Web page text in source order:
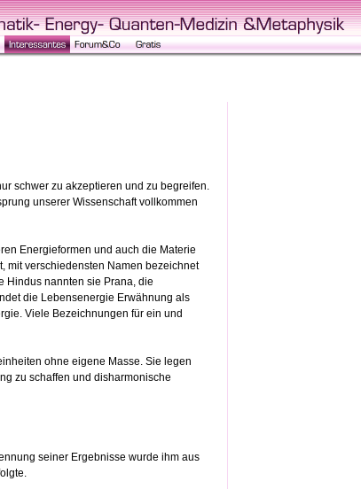
schwer zu akzeptieren und zu begreifen.
unserer Wissenschaft vollkommen
Energieformen und auch die Materie
mit verschiedensten Namen bezeichnet
Hindus nannten sie Prana, die
die Lebensenergie Erwähnung als
Viele Bezeichnungen für ein und
ohne eigene Masse. Sie legen
zu schaffen und disharmonische
seiner Ergebnisse wurde ihm aus